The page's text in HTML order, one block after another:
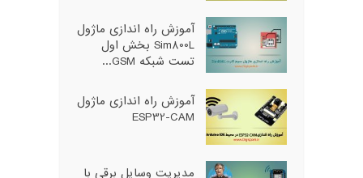
آموزش راه اندازی ماژول
Sim800L بخش اول
تست شبکه GSM...
آموزش راه اندازی ماژول
ESP32-CAM
مدیریت وسایل برقی با